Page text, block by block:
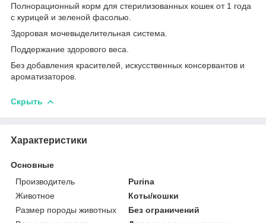
Полнорационный корм для стерилизованных кошек от 1 года
с курицей и зеленой фасолью.
Здоровая мочевыделительная система.
Поддержание здорового веса.
Без добавления красителей, искусственных консервантов и
ароматизаторов.
Скрыть
Характеристики
Основные
Производитель
Purina
Животное
Коты/кошки
Размер породы животных
Без ограничений